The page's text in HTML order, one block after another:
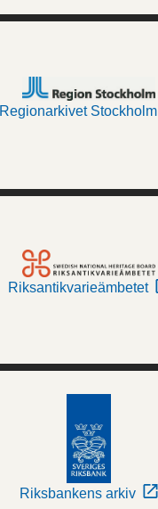
Regionarkivet Stockholm
Riksantikvarieämbetet
Riksbankens arkiv